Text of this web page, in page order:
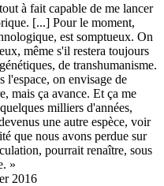
à fait capable de me lancer
[...] Pour le moment,
est somptueux. On
même s'il restera toujours
de transhumanisme.
l'espace, on envisage de
mais ça avance. Et ça me
milliers d'années,
une autre espèce, voir
que nous avons perdue sur
pourrait renaître, sous
»
2016